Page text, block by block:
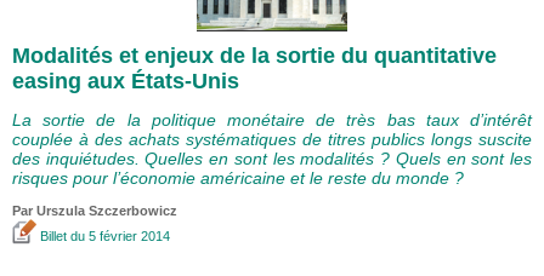
Modalités et enjeux de la sortie du quantitative
easing aux États-Unis
La sortie de la politique monétaire de très bas taux d’intérêt
couplée à des achats systématiques de titres publics longs suscite
des inquiétudes. Quelles en sont les modalités ? Quels en sont les
risques pour l’économie américaine et le reste du monde ?
Par Urszula Szczerbowicz
Billet du 5 février 2014